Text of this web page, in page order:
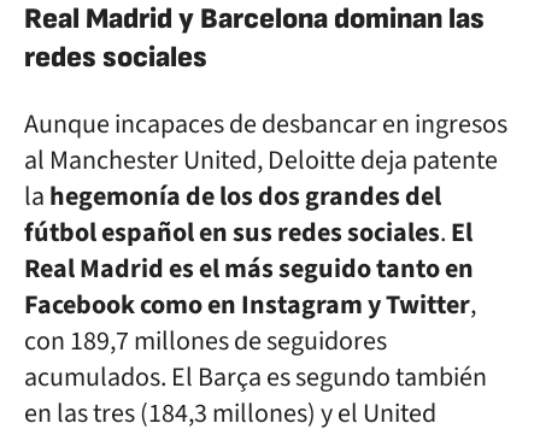
Real Madrid y Barcelona dominan las
redes sociales
Aunque incapaces de desbancar en ingresos
al Manchester United, Deloitte deja patente
lahegemonía de los dos grandes del
fútbol español en sus redes sociales.El
Real Madrid es el más seguido tanto en
Facebook como en Instagram y Twitter,
con 189,7 millones de seguidores
acumulados. El Barça es segundo también
en las tres (184,3 millones) y el United